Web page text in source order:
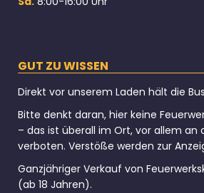
GUT ZU WISSEN
Direkt vor unserem Laden hält die
Bitte denkt daran, hier keine
– das ist überall im Ort, vor allem an
verboten. Verstöße werden zur
Ganzjähriger Verkauf von
(ab 18 Jahren).